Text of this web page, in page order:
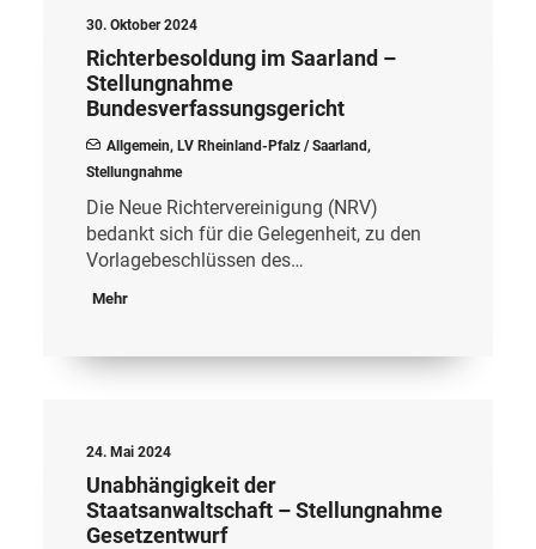
30. Oktober 2024
Richterbesoldung im Saarland –
Stellungnahme
Bundesverfassungsgericht
Allgemein, LV Rheinland-Pfalz / Saarland,
Stellungnahme
Die Neue Richtervereinigung (NRV)
bedankt sich für die Gelegenheit, zu den
Vorlagebeschlüssen des…
Mehr
24. Mai 2024
Unabhängigkeit der
Staatsanwaltschaft – Stellungnahme
Gesetzentwurf